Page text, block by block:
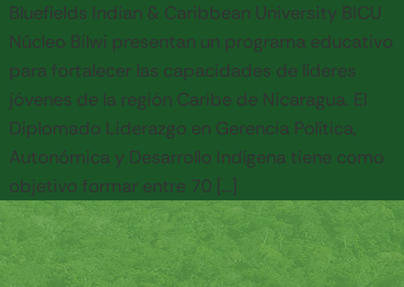
Bluefields Indian & Caribbean University BICU
Núcleo Bilwi presentan un programa educativo
para fortalecer las capacidades de líderes
jóvenes de la región Caribe de Nicaragua. El
Diplomado Liderazgo en Gerencia Política,
Autonómica y Desarrollo Indígena tiene como
objetivo formar entre 70 […]